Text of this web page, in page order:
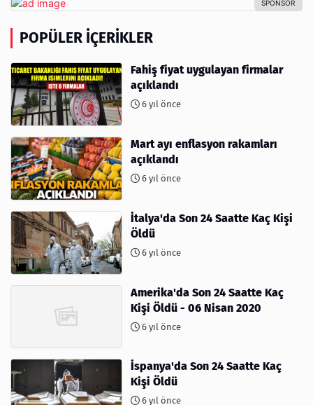
POPÜLER İÇERIKLER
Fahiş fiyat uygulayan firmalar
açıklandı
6 yıl önce
Mart ayı enflasyon rakamları
açıklandı
6 yıl önce
İtalya'da Son 24 Saatte Kaç Kişi
Öldü
6 yıl önce
Amerika'da Son 24 Saatte Kaç
Kişi Öldü - 06 Nisan 2020
6 yıl önce
İspanya'da Son 24 Saatte Kaç
Kişi Öldü
6 yıl önce